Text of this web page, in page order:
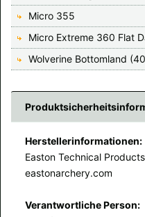
Micro 355
Micro Extreme 360 Flat
Wolverine Bottomland
Herstellerinformationen:
Easton Technical
eastonarchery.com
Verantwortliche Person: